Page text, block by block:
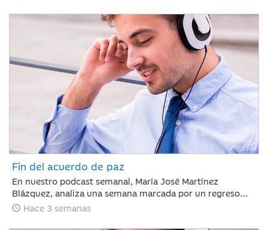
inteligencia artificial. A pesar de este panorama, la banca
estadounidense supera las expectativas de resultados y la
inflación en EE. UU. muestra signos de moderación.
Fin del acuerdo de paz
En nuestro podcast semanal, María José Martínez
Blázquez, analiza una semana marcada por un regreso
inesperado de la tensión geopolítica frente a la que los
Hace 3 semanas